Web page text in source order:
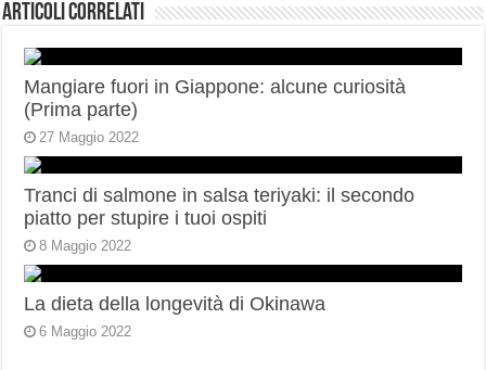
Articoli correlati
Mangiare fuori in Giappone: alcune curiosità
(Prima parte)
27 Maggio 2022
Tranci di salmone in salsa teriyaki: il secondo
piatto per stupire i tuoi ospiti
8 Maggio 2022
La dieta della longevità di Okinawa
6 Maggio 2022